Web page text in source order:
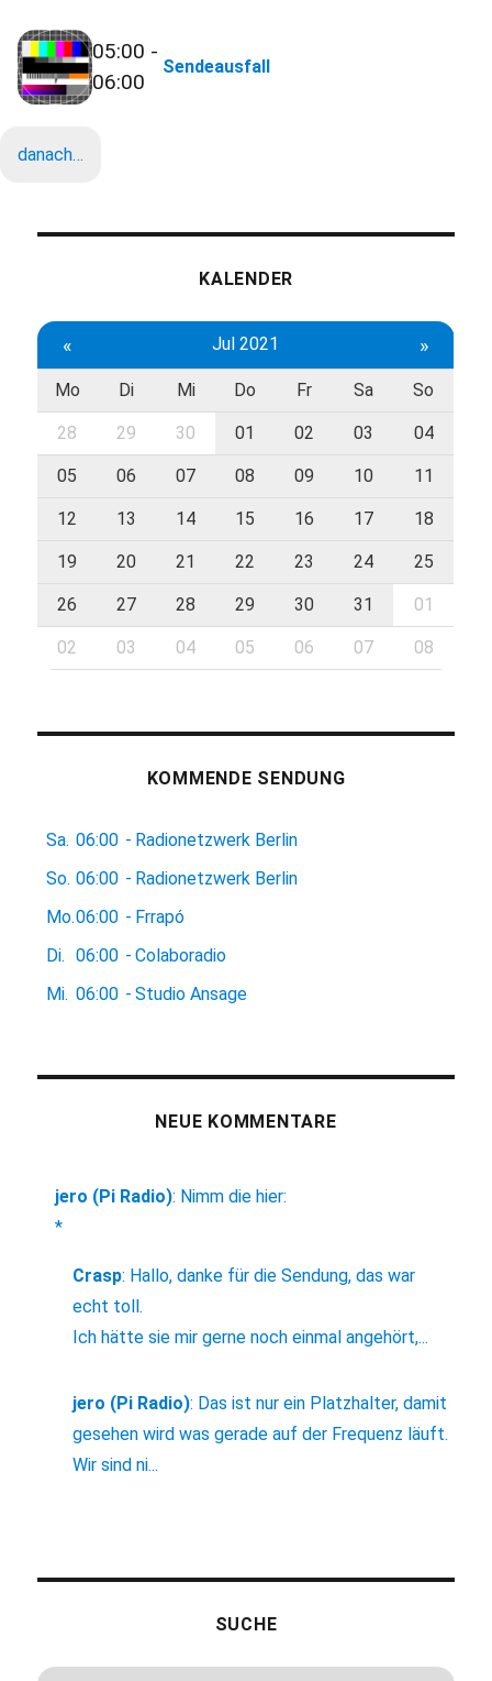
05:00 -
06:00
Sendeausfall
danach…
KALENDER
« Jul 2021 »
Mo Di Mi Do Fr Sa So
28 29 30 01 02 03 04
05 06 07 08 09 10 11
12 13 14 15 16 17 18
19 20 21 22 23 24 25
26 27 28 29 30 31 01
02 03 04 05 06 07 08
KOMMENDE SENDUNG
Sa. 06:00 - Radionetzwerk Berlin
So. 06:00 - Radionetzwerk Berlin
Mo.06:00 - Frrapó
Di.
06:00 - Colaboradio
Mi. 06:00 - Studio Ansage
NEUE KOMMENTARE
jero (Pi Radio): Nimm die hier:
*
Crasp: Hallo, danke für die Sendung, das war
echt toll.
Ich hätte sie mir gerne noch einmal angehört,...
jero (Pi Radio): Das ist nur ein Platzhalter, damit
gesehen wird was gerade auf der Frequenz läuft.
Wir sind ni...
SUCHE